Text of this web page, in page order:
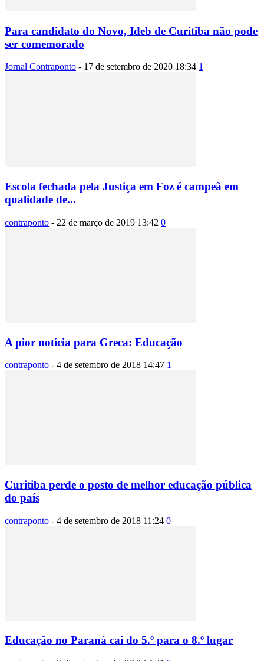
Para candidato do Novo, Ideb de Curitiba não pode
ser comemorado
Jornal Contraponto - 17 de setembro de 2020 18:34 1
Escola fechada pela Justiça em Foz é campeã em
qualidade de...
contraponto - 22 de março de 2019 13:42 0
A pior notícia para Greca: Educação
contraponto - 4 de setembro de 2018 14:47 1
Curitiba perde o posto de melhor educação pública
do país
contraponto - 4 de setembro de 2018 11:24 0
Educação no Paraná cai do 5.º para o 8.º lugar